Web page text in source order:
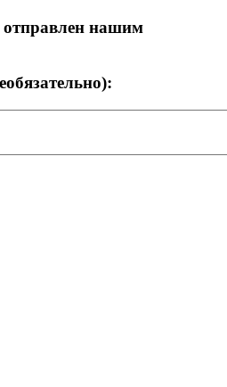
отправлен нашим